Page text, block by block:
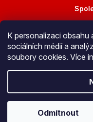
K personalizaci obsahu
sociálních médií a
soubory cookies. Více
Odmítnout
Copyright 2026JuBo